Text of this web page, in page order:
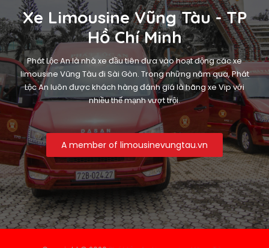
Xe Limousine Vũng Tàu - TP
Hồ Chí Minh
Phát Lộc An là nhà xe đầu tiên đưa vào hoạt động các xe
limousine Vũng Tàu đi Sài Gòn. Trong những năm qua, Phát
Lộc An luôn được khách hàng đánh giá là hãng xe Vip với
nhiều thế mạnh vượt trội.
A member of limousinevungtau.vn